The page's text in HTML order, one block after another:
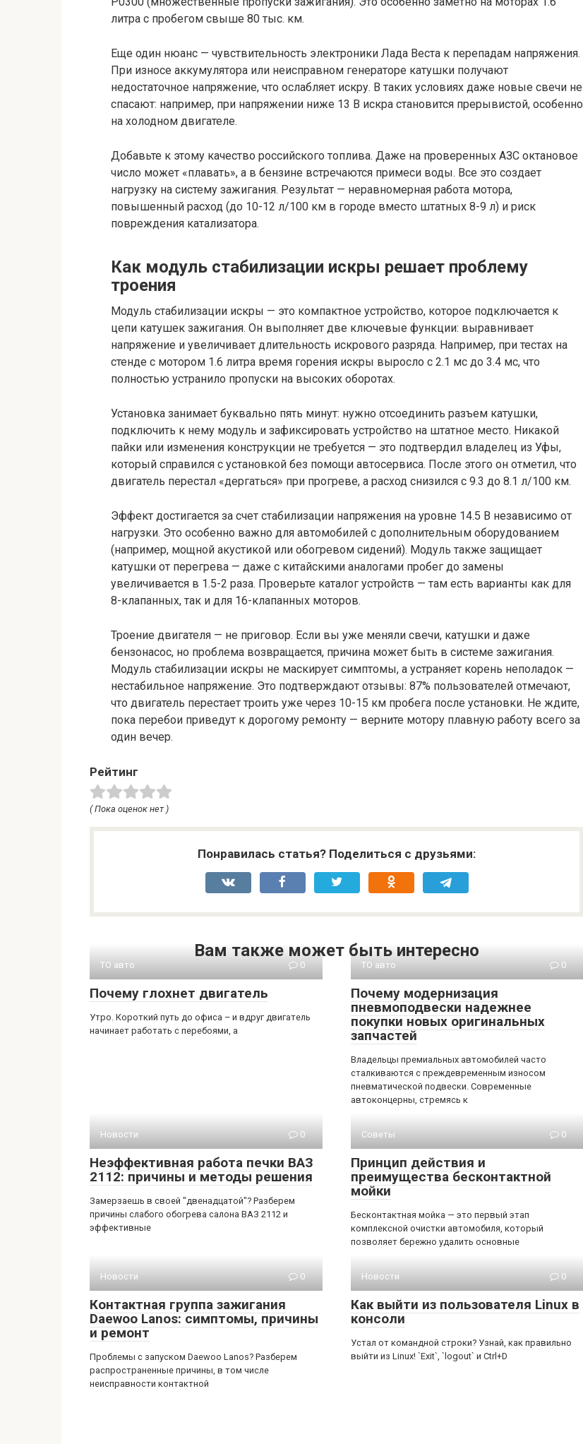
литра с пробегом свыше 80 тыс. км.
Еще один нюанс — чувствительность электроники Лада Веста к перепадам напряжения.
При износе аккумулятора или неисправном генераторе катушки получают
недостаточное напряжение, что ослабляет искру. В таких условиях даже новые свечи не
спасают: например, при напряжении ниже 13 В искра становится прерывистой, особенно
на холодном двигателе.
Добавьте к этому качество российского топлива. Даже на проверенных АЗС октановое
число может «плавать», а в бензине встречаются примеси воды. Все это создает
нагрузку на систему зажигания. Результат — неравномерная работа мотора,
повышенный расход (до 10-12 л/100 км в городе вместо штатных 8-9 л) и риск
повреждения катализатора.
Как модуль стабилизации искры решает проблему
троения
Модуль стабилизации искры — это компактное устройство, которое подключается к
цепи катушек зажигания. Он выполняет две ключевые функции: выравнивает
напряжение и увеличивает длительность искрового разряда. Например, при тестах на
стенде с мотором 1.6 литра время горения искры выросло с 2.1 мс до 3.4 мс, что
полностью устранило пропуски на высоких оборотах.
Установка занимает буквально пять минут: нужно отсоединить разъем катушки,
подключить к нему модуль и зафиксировать устройство на штатное место. Никакой
пайки или изменения конструкции не требуется — это подтвердил владелец из Уфы,
который справился с установкой без помощи автосервиса. После этого он отметил, что
двигатель перестал «дергаться» при прогреве, а расход снизился с 9.3 до 8.1 л/100 км.
Эффект достигается за счет стабилизации напряжения на уровне 14.5 В независимо от
нагрузки. Это особенно важно для автомобилей с дополнительным оборудованием
(например, мощной акустикой или обогревом сидений). Модуль также защищает
катушки от перегрева — даже с китайскими аналогами пробег до замены
увеличивается в 1.5-2 раза. Проверьте каталог устройств — там есть варианты как для
8-клапанных, так и для 16-клапанных моторов.
Троение двигателя — не приговор. Если вы уже меняли свечи, катушки и даже
бензонасос, но проблема возвращается, причина может быть в системе зажигания.
Модуль стабилизации искры не маскирует симптомы, а устраняет корень неполадок —
нестабильное напряжение. Это подтверждают отзывы: 87% пользователей отмечают,
что двигатель перестает троить уже через 10-15 км пробега после установки. Не ждите,
пока перебои приведут к дорогому ремонту — верните мотору плавную работу всего за
один вечер.
Рейтинг
( Пока оценок нет )
Понравилась статья? Поделиться с друзьями:
Вам также может быть интересно
ТО авто 0
Почему глохнет двигатель
Утро. Короткий путь до офиса – и вдруг двигатель
начинает работать с перебоями, а
ТО авто 0
Почему модернизация
пневмоподвески надежнее
покупки новых оригинальных
запчастей
Владельцы премиальных автомобилей часто
сталкиваются с преждевременным износом
пневматической подвески. Современные
автоконцерны, стремясь к
Новости 0
Неэффективная работа печки ВАЗ
2112: причины и методы решения
Замерзаешь в своей "двенадцатой"? Разберем
причины слабого обогрева салона ВАЗ 2112 и
эффективные
Советы 0
Принцип действия и
преимущества бесконтактной
мойки
Бесконтактная мойка — это первый этап
комплексной очистки автомобиля, который
позволяет бережно удалить основные
Новости 0
Контактная группа зажигания
Daewoo Lanos: симптомы, причины
и ремонт
Проблемы с запуском Daewoo Lanos? Разберем
распространенные причины, в том числе
неисправности контактной
Новости 0
Как выйти из пользователя Linux в
консоли
Устал от командной строки? Узнай, как правильно
выйти из Linux! `Exit`, `logout` и Ctrl+D